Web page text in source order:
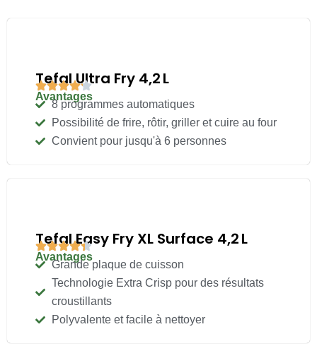
Tefal Ultra Fry 4,2 L
Avantages
8 programmes automatiques
Possibilité de frire, rôtir, griller et cuire au four
Convient pour jusqu'à 6 personnes
Tefal Easy Fry XL Surface 4,2 L
Avantages
Grande plaque de cuisson
Technologie Extra Crisp pour des résultats
croustillants
Polyvalente et facile à nettoyer